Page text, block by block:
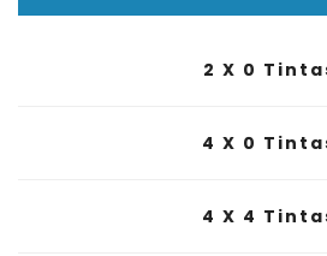
2 X 0
4 X 0
4 X 4